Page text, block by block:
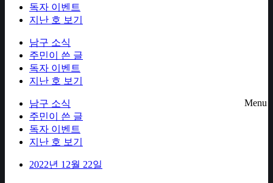
독자 이벤트
지난 호 보기
남구 소식
주민이 쓴 글
독자 이벤트
지난 호 보기
Menu
남구 소식
주민이 쓴 글
독자 이벤트
지난 호 보기
2022년 12월 22일